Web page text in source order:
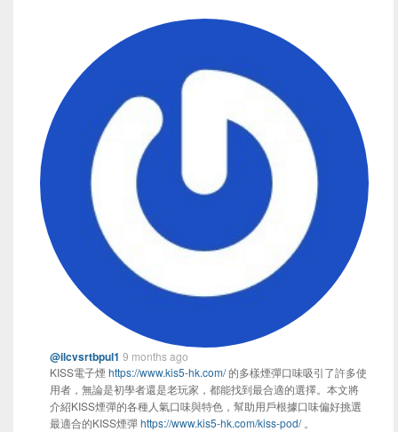
@ilcvsrtbpul1 9 months ago
KISS電子煙 https://www.kis5-hk.com/的多樣煙彈口味吸引了許多使
用者，無論是初學者還是老玩家，都能找到最合適的選擇。本文將
介紹KISS煙彈的各種人氣口味與特色，幫助用戶根據口味偏好挑選
最適合的KISS煙彈https://www.kis5-hk.com/kiss-pod/。